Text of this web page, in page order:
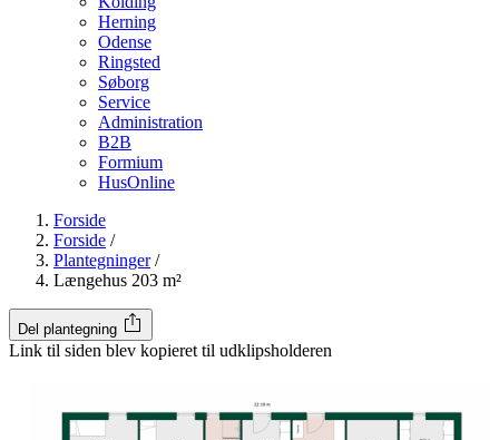
Herning
Odense
Ringsted
Søborg
Service
Administration
B2B
Formium
HusOnline
Forside
Forside /
Plantegninger /
Længehus 203 m²
Del plantegning
Link til siden blev kopieret til udklipsholderen